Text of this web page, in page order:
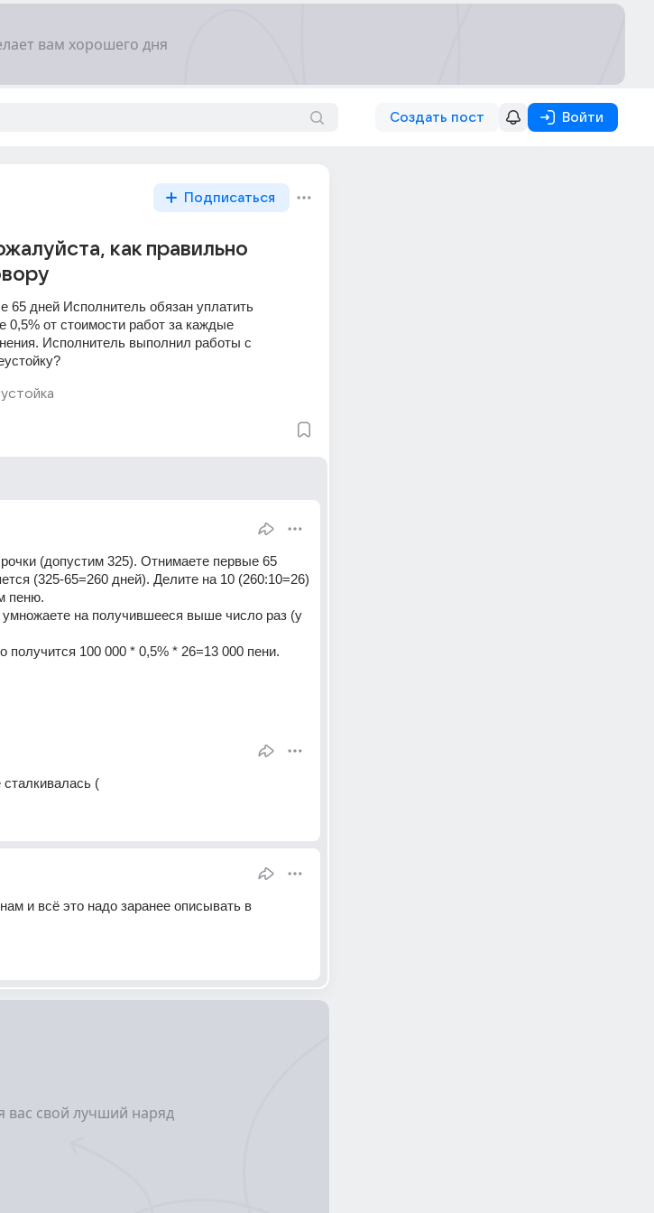
Создать пост Войти
Подписаться
как правильно
65 дней Исполнитель обязан уплатить
0,5% от стоимости работ за каждые
Исполнитель выполнил работы с
(допустим 325). Отнимаете первые 65
(325-65=260 дней). Делите на 10 (260:10=26)
пеню.
на получившееся выше число раз (у
получится 100 000 * 0,5% * 26=13 000 пени.
(
и всё это надо заранее описывать в